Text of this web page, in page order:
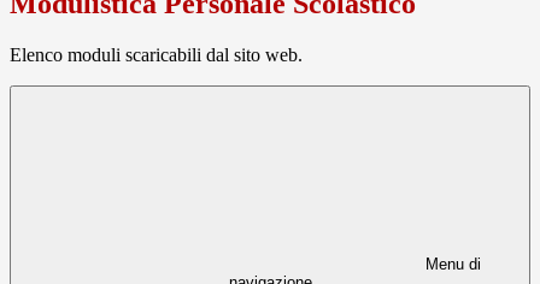
Elenco moduli scaricabili dal sito web.
Menu di